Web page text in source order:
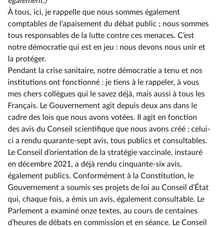
À tous, ici, je rappelle que nous sommes également
comptables de l’apaisement du débat public ; nous sommes
tous responsables de la lutte contre ces menaces. C’est
notre démocratie qui est en jeu : nous devons nous unir et
la protéger.
Pendant la crise sanitaire, notre démocratie a tenu et nos
institutions ont fonctionné : je tiens à le rappeler, à vous
mes chers collègues qui le savez déjà, mais aussi à tous les
Français. Le Gouvernement agit depuis deux ans dans le
cadre des lois que nous avons votées. Il agit en fonction
des avis du Conseil scientifique que nous avons créé : celui-
ci a rendu quarante-sept avis, tous publics et consultables.
Le Conseil d’orientation de la stratégie vaccinale, instauré
en décembre 2021, a déjà rendu cinquante-six avis,
également publics. Conformément à la Constitution, le
Gouvernement a soumis ses projets de loi au Conseil d’État
qui, chaque fois, a émis un avis, également consultable. Le
Parlement a examiné onze textes, au cours de centaines
d’heures de débats en commission et en séance. Le Conseil